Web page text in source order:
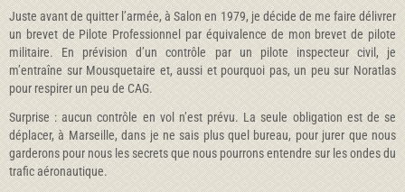
Juste avant de quitter l’armée, à Salon en 1979, je décide de me faire délivrer
un brevet de Pilote Professionnel par équivalence de mon brevet de pilote
militaire. En prévision d’un contrôle par un pilote inspecteur civil, je
m’entraîne sur Mousquetaire et, aussi et pourquoi pas, un peu sur Noratlas
pour respirer un peu de CAG.
Surprise : aucun contrôle en vol n’est prévu. La seule obligation est de se
déplacer, à Marseille, dans je ne sais plus quel bureau, pour jurer que nous
garderons pour nous les secrets que nous pourrons entendre sur les ondes du
trafic aéronautique.